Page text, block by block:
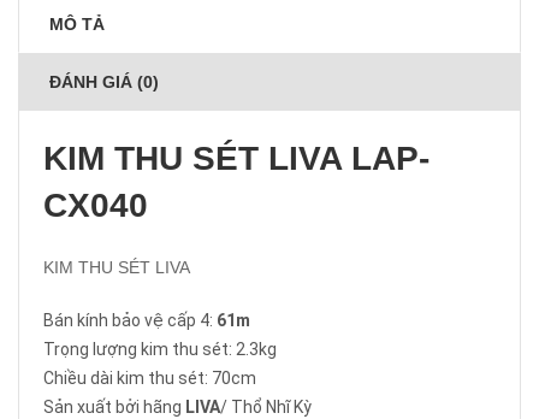
MÔ TẢ
ĐÁNH GIÁ (0)
KIM THU SÉT LIVA LAP-
CX040
KIM THU SÉT LIVA
Bán kính bảo vệ cấp 4: 61m
Trọng lượng kim thu sét: 2.3kg
Chiều dài kim thu sét: 70cm
Sản xuất bởi hãng LIVA/ Thổ Nhĩ Kỳ